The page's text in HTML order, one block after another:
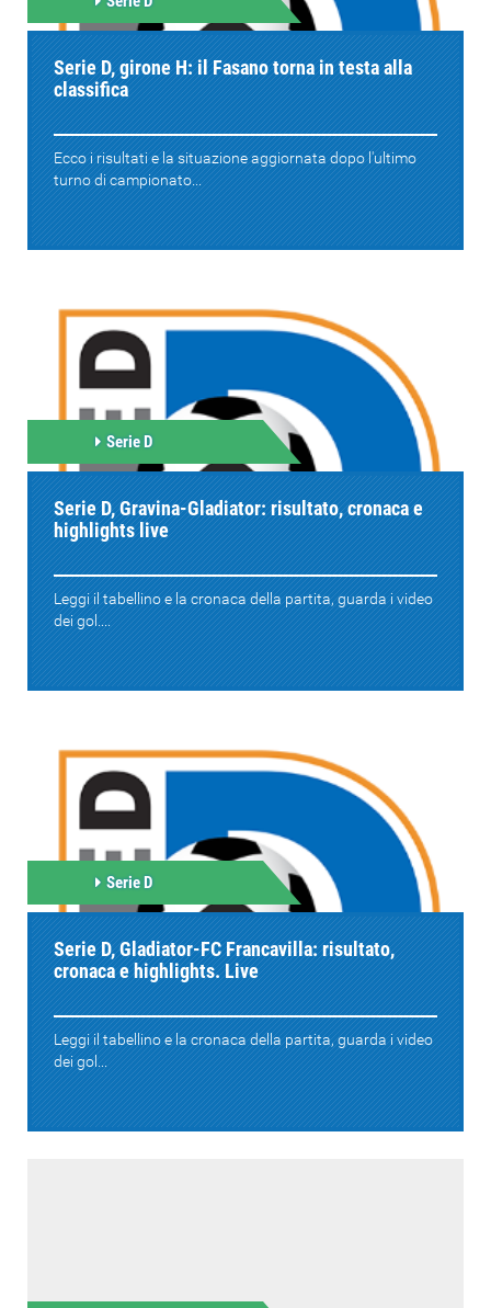
Serie D, girone H: il Fasano torna in testa alla
classifica
Ecco i risultati e la situazione aggiornata dopo l'ultimo
turno di campionato...
Serie D
Serie D, Gravina-Gladiator: risultato, cronaca e
highlights live
Leggi il tabellino e la cronaca della partita, guarda i video
dei gol....
Serie D
Serie D, Gladiator-FC Francavilla: risultato,
cronaca e highlights. Live
Leggi il tabellino e la cronaca della partita, guarda i video
dei gol...